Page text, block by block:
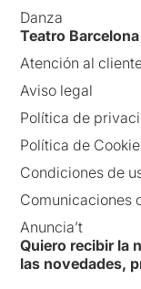
Danza
Teatro
Atención al
Aviso legal
Política de
Política de
Condiciones de
Comunicaciones
Anuncia’t
Quiero recibir la
las novedades,